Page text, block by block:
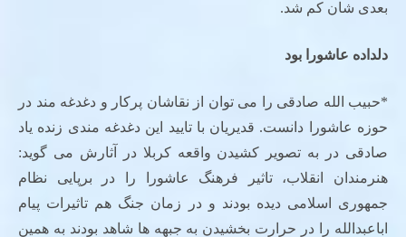
بعدی شان کم شد.
دلداده عاشورا بود
*حبیب الله صادقی را می توان از نقاشان پرکار و دغدغه مند در
حوزه عاشورا دانست. قدیریان با تایید این دغدغه مندی زنده یاد
صادقی در به تصویر کشیدن واقعه کربلا در آثارش می گوید:
هنرمندان انقلاب، تاثیر فرهنگ عاشورا را در برپایی نظام
جمهوری اسلامی دیده بودند و در زمان جنگ هم تاثیرات پیام
اباعبدالله را در حرارت بخشیدن به جبهه ها شاهد بودند به همین